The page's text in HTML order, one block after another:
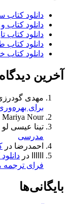
دانلود کتاب
دانلود کتاب
دانلود کتاب
دانلود کتاب
دانلود کتاب
آخرین
مهدی
برای
Mariya Nour
تینا عیسی لو
مدرسی
احمدرضا در
در
فرای ترجمه
بایگانی‌ها